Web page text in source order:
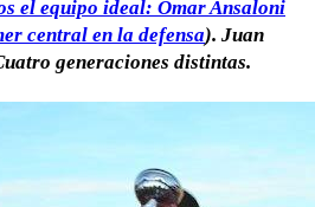
el equipo ideal: Omar Ansaloni
central en la defensa). Juan
generaciones distintas.